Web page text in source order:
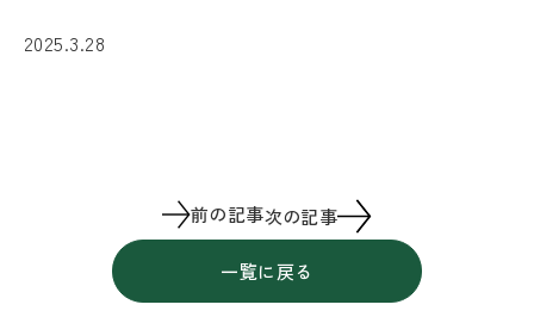
2025.3.28
前の記事
一覧に戻る
次の記事